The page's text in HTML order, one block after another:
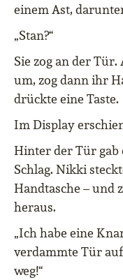
einem Ast,
„Stan?“
Sie zog an der Tür.
um, zog dann ihr
drückte eine Taste.
Im Display
Hinter der Tür gab
Schlag. Nikki
Handtasche – und
heraus.
„Ich habe eine
verdammte Tür
weg!“